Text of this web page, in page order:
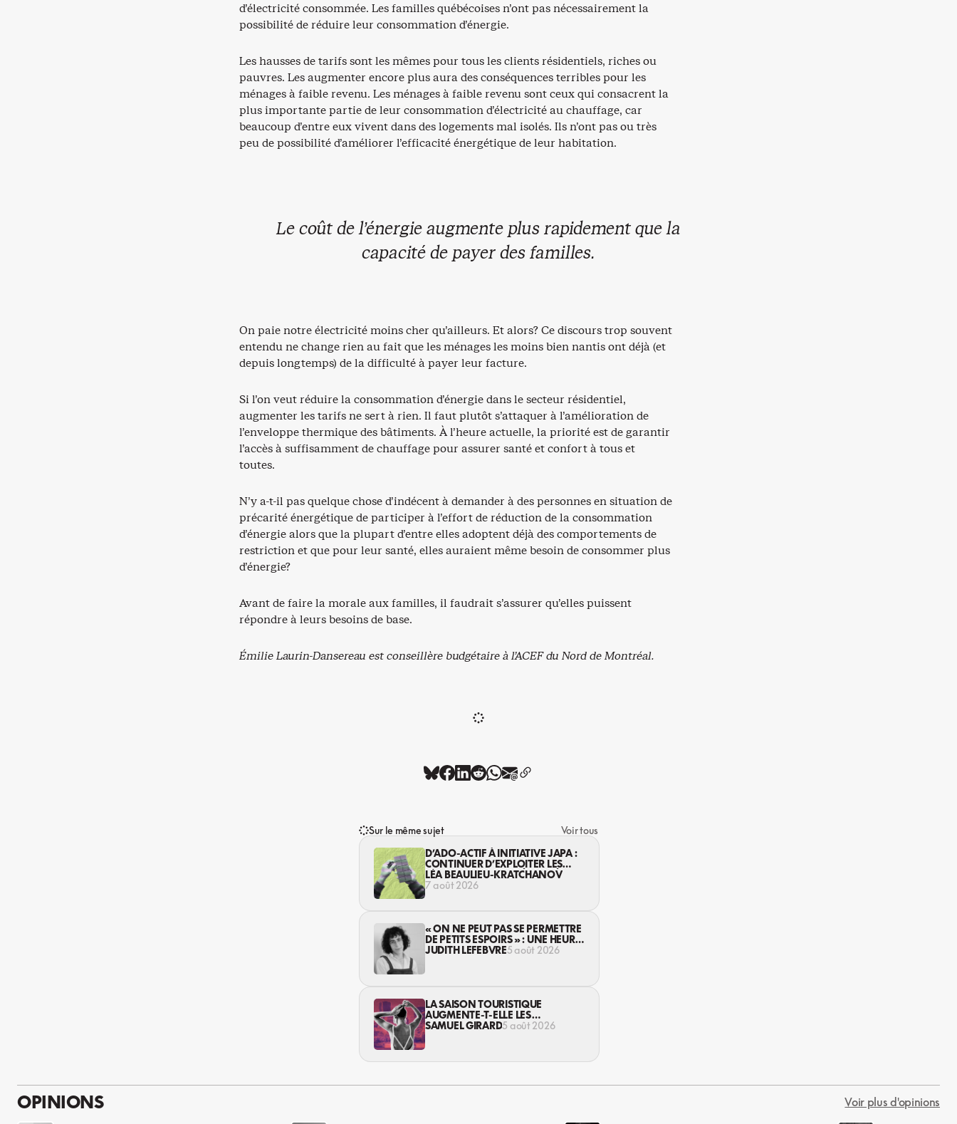
d’électricité consommée. Les familles québécoises n’ont pas nécessairement la
possibilité de réduire leur consommation d’énergie.
Les hausses de tarifs sont les mêmes pour tous les clients résidentiels, riches ou
pauvres. Les augmenter encore plus aura des conséquences terribles pour les
ménages à faible revenu. Les ménages à faible revenu sont ceux qui consacrent la
plus importante partie de leur consommation d’électricité au chauffage, car
beaucoup d’entre eux vivent dans des logements mal isolés. Ils n’ont pas ou très
peu de possibilité d’améliorer l’efficacité énergétique de leur habitation.
Le coût de l’énergie augmente plus rapidement que la
capacité de payer des familles.
On paie notre électricité moins cher qu’ailleurs. Et alors? Ce discours trop souvent
entendu ne change rien au fait que les ménages les moins bien nantis ont déjà (et
depuis longtemps) de la difficulté à payer leur facture.
Si l’on veut réduire la consommation d’énergie dans le secteur résidentiel,
augmenter les tarifs ne sert à rien. Il faut plutôt s’attaquer à l’amélioration de
l’enveloppe thermique des bâtiments. À l’heure actuelle, la priorité est de garantir
l’accès à suffisamment de chauffage pour assurer santé et confort à tous et
toutes.
N’y a-t-il pas quelque chose d’indécent à demander à des personnes en situation de
précarité énergétique de participer à l’effort de réduction de la consommation
d’énergie alors que la plupart d’entre elles adoptent déjà des comportements de
restriction et que pour leur santé, elles auraient même besoin de consommer plus
d’énergie?
Avant de faire la morale aux familles, il faudrait s’assurer qu’elles puissent
répondre à leurs besoins de base.
Émilie Laurin-Dansereau est conseillère budgétaire à l’ACEF du Nord de Montréal.
Sur le même sujet
Voir tous
D’ADO-ACTIF À INITIATIVE JAPA :
CONTINUER D’EXPLOITER LES
JEUNES… DANS LA LÉGALITÉ?
LÉA BEAULIEU-KRATCHANOV
7 août 2026
« ON NE PEUT PAS SE PERMETTRE
DE PETITS ESPOIRS » : UNE HEURE
AVEC AVI LEWIS
JUDITH LEFEBVRE5 août 2026
LA SAISON TOURISTIQUE
AUGMENTE-T-ELLE LES
VIOLENCES CONTRE LES
SAMUEL GIRARD5 août 2026
OPINIONS Voir plus d'opinions